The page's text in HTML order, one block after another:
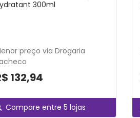
300ml
preço via Drogaria
132,94
Compare entre 5 lojas